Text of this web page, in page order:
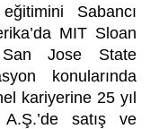
Sabancı
MIT Sloan
Jose State
konularında
kariyerine 25 yıl
satış ve